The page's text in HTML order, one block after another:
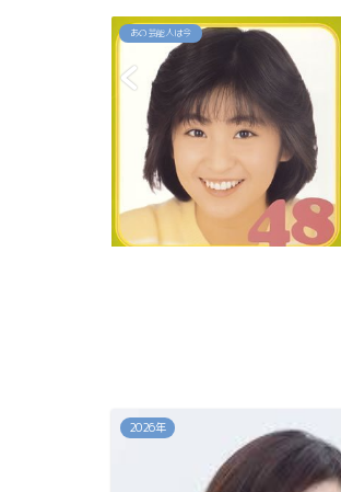
80`90's名曲セレクション
2026年